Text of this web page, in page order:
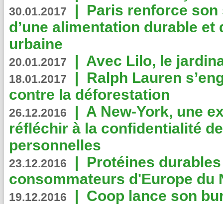
30.01.2017 | Paris renforce
d’une alimentation durable et
urbaine
20.01.2017 | Avec Lilo, le
18.01.2017 | Ralph Lauren
contre la déforestation
26.12.2016 | A New-York, une
réfléchir à la confidentialité
personnelles
23.12.2016 | Protéines
consommateurs d'Europe du
19.12.2016 | Coop lance son